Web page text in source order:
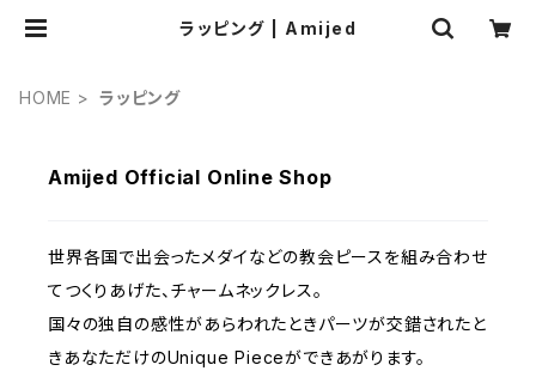
ラッピング | Amijed
HOME ラッピング
Amijed Official Online Shop
世界各国で出会ったメダイなどの教会ピースを組み合わせ
てつくりあげた、チャームネックレス。
国々の独自の感性があらわれたときパーツが交錯されたと
きあなただけのUnique Pieceができあがります。